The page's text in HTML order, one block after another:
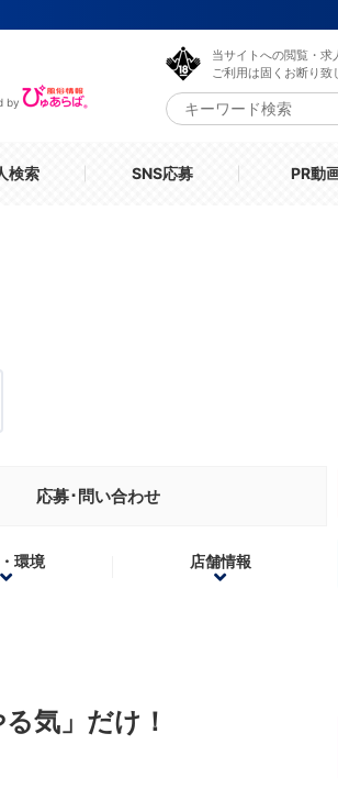
by
当サイトへの閲覧・
ご利用は固くお断り致
検索 SNS応募 PR動
応募･問い合わせ
環境 店舗情報
気」だけ！